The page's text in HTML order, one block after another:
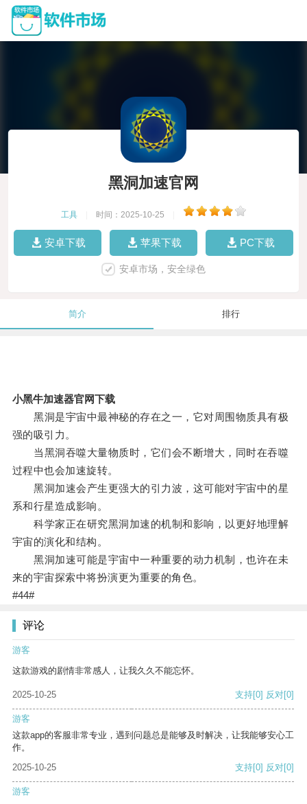
黑洞加速官网
工具 时间：2025-10-25
安卓下载 苹果下载 PC下载
安卓市场，安全绿色
简介 排行
小黑牛加速器官网下载
黑洞是宇宙中最神秘的存在之一，它对周围物质具有极
强的吸引力。
当黑洞吞噬大量物质时，它们会不断增大，同时在吞噬
过程中也会加速旋转。
黑洞加速会产生更强大的引力波，这可能对宇宙中的星
系和行星造成影响。
科学家正在研究黑洞加速的机制和影响，以更好地理解
宇宙的演化和结构。
黑洞加速可能是宇宙中一种重要的动力机制，也许在未
来的宇宙探索中将扮演更为重要的角色。
#44#
评论
游客
这款游戏的剧情非常感人，让我久久不能忘怀。
2025-10-25 支持[0] 反对[0]
游客
这款app的客服非常专业，遇到问题总是能够及时解决，让我能够安心工
作。
2025-10-25
支持[0] 反对[0]
游客